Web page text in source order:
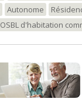
Autonome
OSBL d'habitation